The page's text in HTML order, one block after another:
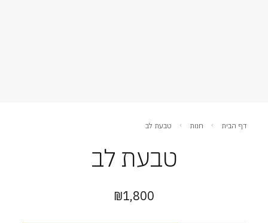
דף הבית חנות טבעת לב
טבעת לב
₪1,800